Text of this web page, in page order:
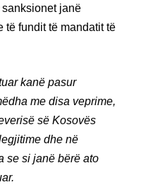
janë
të fundit të mandatit të
kanë pasur
me disa veprime,
së Kosovës
dhe në
se si janë bërë ato